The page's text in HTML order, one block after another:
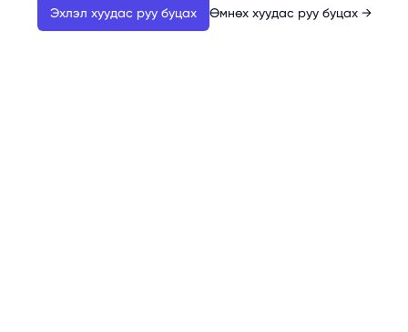
Эхлэл хуудас руу буцах Өмнөх хуудас руу буцах →